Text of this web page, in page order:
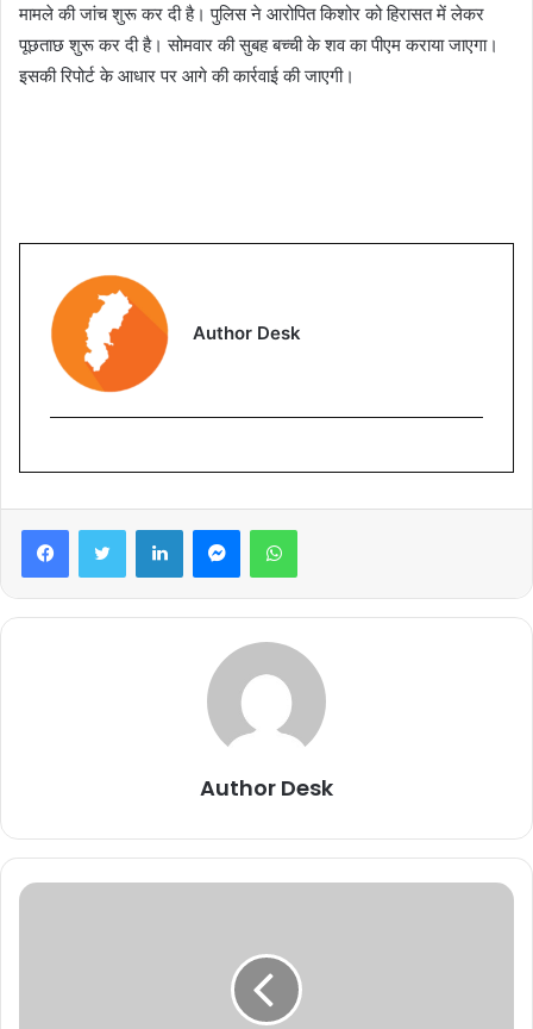
मामले की जांच शुरू कर दी है। पुलिस ने आरोपित किशोर को हिरासत में लेकर
पूछताछ शुरू कर दी है। सोमवार की सुबह बच्ची के शव का पीएम कराया जाएगा।
इसकी रिपोर्ट के आधार पर आगे की कार्रवाई की जाएगी।
Author Desk
Author Desk